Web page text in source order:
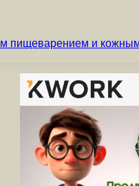
пищеварением и